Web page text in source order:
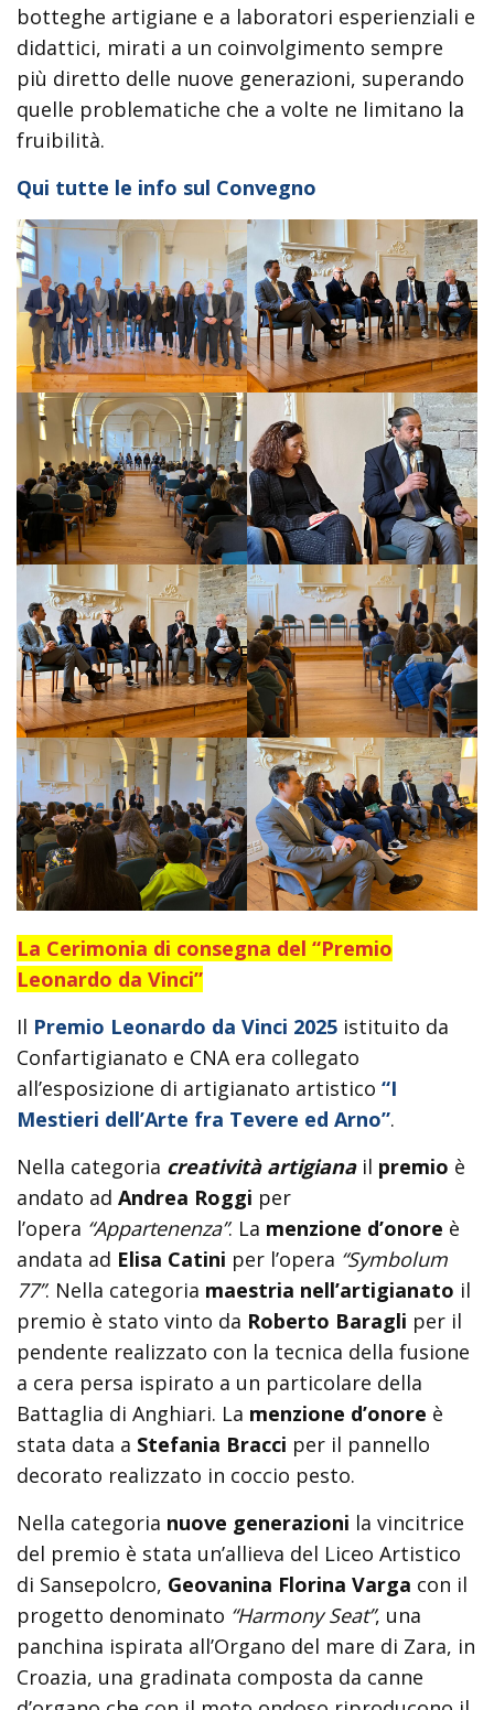
botteghe artigiane e a laboratori esperienziali e
didattici, mirati a un coinvolgimento sempre
più diretto delle nuove generazioni, superando
quelle problematiche che a volte ne limitano la
fruibilità.
Qui tutte le info sul Convegno
La Cerimonia di consegna del “Premio
Leonardo da Vinci”
Il Premio Leonardo da Vinci 2025 istituito da
Confartigianato e CNA era collegato
all’esposizione di artigianato artistico “I
Mestieri dell’Arte fra Tevere ed Arno”.
Nella categoria creatività artigianail premio è
andato ad Andrea Roggi per
l’opera “Appartenenza”. La menzione d’onore è
andata ad Elisa Catini per l’opera “Symbolum
77”. Nella categoria maestria nell’artigianato il
premio è stato vinto da Roberto Baragli per il
pendente realizzato con la tecnica della fusione
a cera persa ispirato a un particolare della
Battaglia di Anghiari. La menzione d’onore è
stata data a Stefania Bracci per il pannello
decorato realizzato in coccio pesto.
Nella categoria nuove generazioni la vincitrice
del premio è stata un’allieva del Liceo Artistico
di Sansepolcro, Geovanina Florina Varga con il
progetto denominato “Harmony Seat”, una
panchina ispirata all’Organo del mare di Zara, in
Croazia, una gradinata composta da canne